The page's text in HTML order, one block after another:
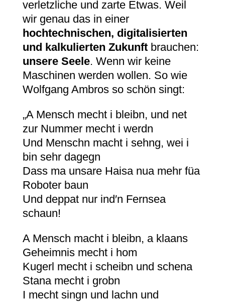
verletzliche und zarte Etwas. Weil
wir genau das in einer
hochtechnischen, digitalisierten
und kalkulierten Zukunft brauchen:
unsere Seele. Wenn wir keine
Maschinen werden wollen. So wie
Wolfgang Ambros so schön singt:
„A Mensch mecht i bleibn, und net
zur Nummer mecht i werdn
Und Menschn macht i sehng, wei i
bin sehr dagegn
Dass ma unsare Haisa nua mehr füa
Roboter baun
Und deppat nur ind′n Fernsea
schaun!
A Mensch macht i bleibn, a klaans
Geheimnis mecht i hom
Kugerl mecht i scheibn und schena
Stana mecht i grobn
I mecht singn und lachn und